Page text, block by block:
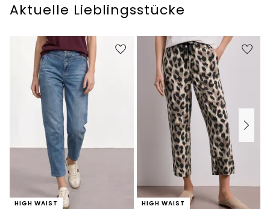
Aktuelle Lieblingsstücke
HIGH WAIST HIGH WAIST